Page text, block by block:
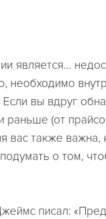
является…
необходимо
вы вдруг
раньше (от
вас также важна,
о том,
писал: